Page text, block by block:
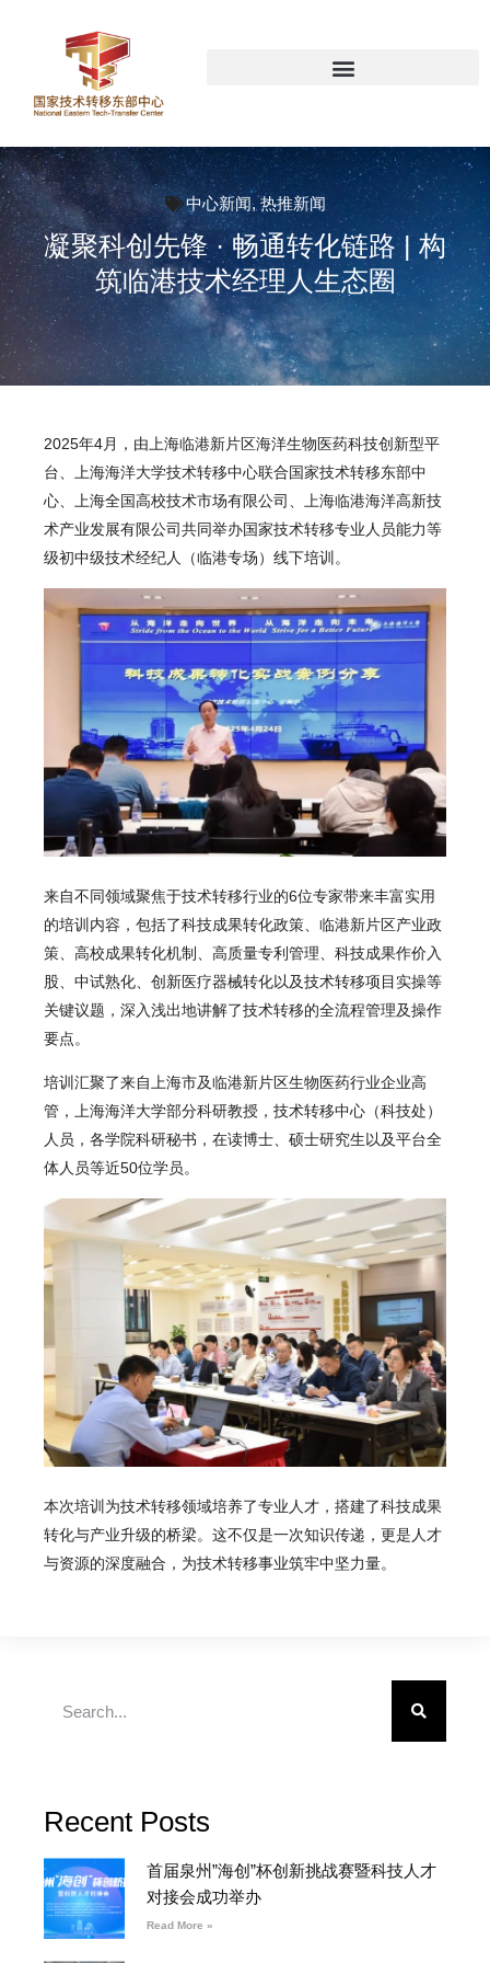
中心新闻,热推新闻
凝聚科创先锋 · 畅通转化链路 | 构
筑临港技术经理人生态圈
2025年4月，由上海临港新片区海洋生物医药科技创新型平
台、上海海洋大学技术转移中心联合国家技术转移东部中
心、上海全国高校技术市场有限公司、上海临港海洋高新技
术产业发展有限公司共同举办国家技术转移专业人员能力等
级初中级技术经纪人（临港专场）线下培训。
来自不同领域聚焦于技术转移行业的6位专家带来丰富实用
的培训内容，包括了科技成果转化政策、临港新片区产业政
策、高校成果转化机制、高质量专利管理、科技成果作价入
股、中试熟化、创新医疗器械转化以及技术转移项目实操等
关键议题，深入浅出地讲解了技术转移的全流程管理及操作
要点。
培训汇聚了来自上海市及临港新片区生物医药行业企业高
管，上海海洋大学部分科研教授，技术转移中心（科技处）
人员，各学院科研秘书，在读博士、硕士研究生以及平台全
体人员等近50位学员。
本次培训为技术转移领域培养了专业人才，搭建了科技成果
转化与产业升级的桥梁。这不仅是一次知识传递，更是人才
与资源的深度融合，为技术转移事业筑牢中坚力量。
Recent Posts
首届泉州”海创”杯创新挑战赛暨科技人才
对接会成功举办
Read More »